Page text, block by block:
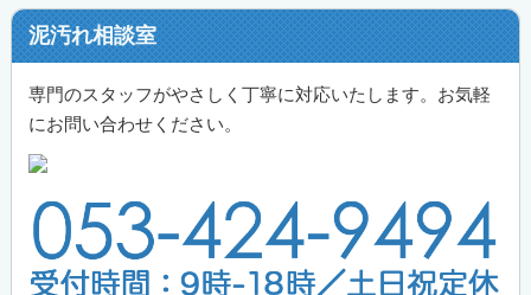
泥汚れ相談室
専門のスタッフがやさしく丁寧に対応いたします。お気軽
にお問い合わせください。